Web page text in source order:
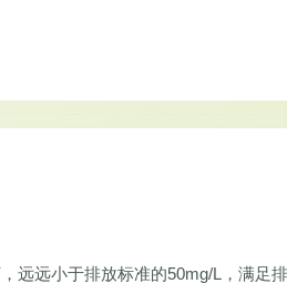
远远小于排放标准的50mg/L，满足